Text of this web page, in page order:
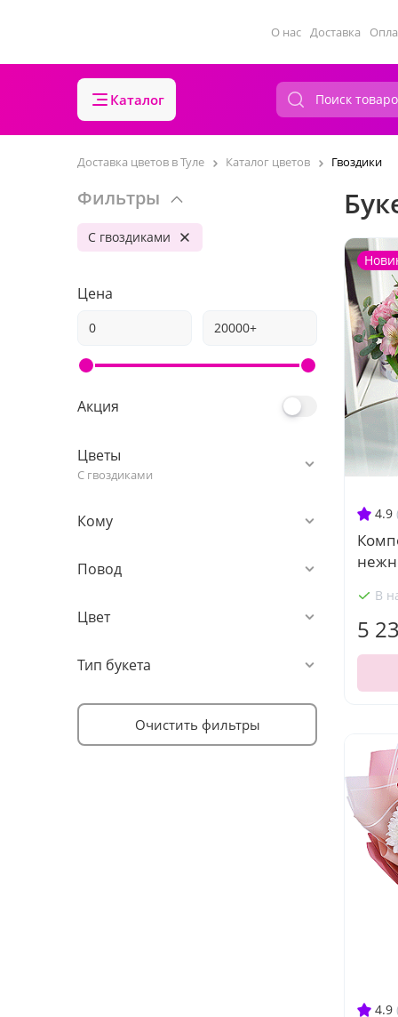
О нас Доставка
Каталог
Доставка цветов в Туле Каталог цветов Гвоздики
Фильтры
С гвоздиками
Цена
Акция
Цветы
С гвоздиками
Кому
Повод
Цвет
Тип букета
Очистить фильтры
4.9
В
5
4.9